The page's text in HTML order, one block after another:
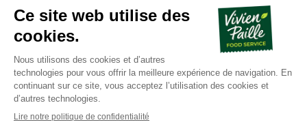
NOTRE GAMME
INFORMATIONS